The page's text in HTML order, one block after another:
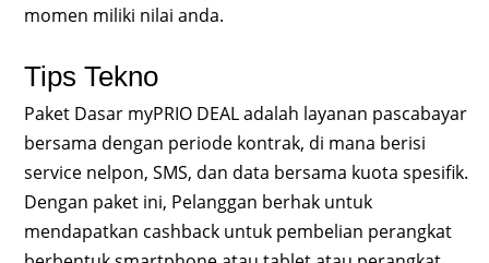
momen miliki nilai anda.
Tips Tekno
Paket Dasar myPRIO DEAL adalah layanan pascabayar
bersama dengan periode kontrak, di mana berisi
service nelpon, SMS, dan data bersama kuota spesifik.
Dengan paket ini, Pelanggan berhak untuk
mendapatkan cashback untuk pembelian perangkat